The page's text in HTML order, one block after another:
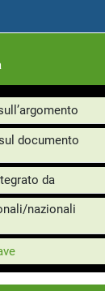
documento
da
nazionali